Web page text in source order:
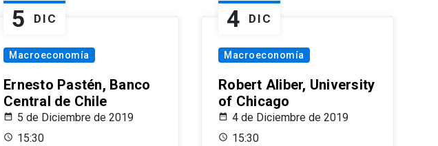
5 DIC
Macroeconomía
Ernesto Pastén, Banco
Central de Chile
5 de Diciembre de 2019
15:30
4 DIC
Macroeconomía
Robert Aliber, University
of Chicago
4 de Diciembre de 2019
15:30